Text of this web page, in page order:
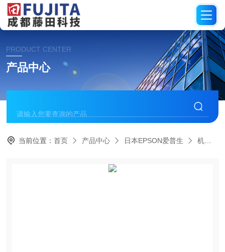
PRODUCT CENTER
产品中心
当前位置：首页 产品中心 日本EPSON爱普生 机械臂